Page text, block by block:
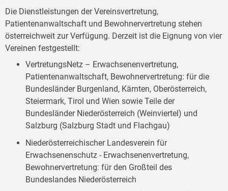
Die Dienstleistungen der Vereinsvertretung,
Patientenanwaltschaft und Bewohnervertretung stehen
österreichweit zur Verfügung. Derzeit ist die Eignung von vier
Vereinen festgestellt:
VertretungsNetz – Erwachsenenvertretung,
Patientenanwaltschaft, Bewohnervertretung: für die
Bundesländer Burgenland, Kärnten, Oberösterreich,
Steiermark, Tirol und Wien sowie Teile der
Bundesländer Niederösterreich (Weinviertel) und
Salzburg (Salzburg Stadt und Flachgau)
Niederösterreichischer Landesverein für
Erwachsenenschutz - Erwachsenenvertretung,
Bewohnervertretung: für den Großteil des
Bundeslandes Niederösterreich